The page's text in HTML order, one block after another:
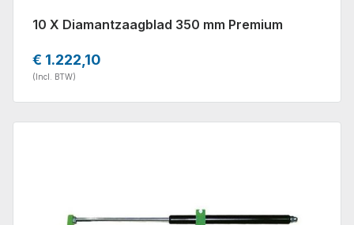
10 X Diamantzaagblad 350 mm Premium
€ 1.222,10
(Incl. BTW)